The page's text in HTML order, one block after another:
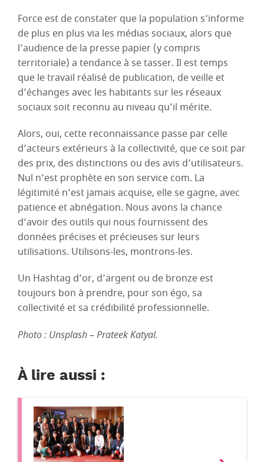
Force est de constater que la population s’informe
de plus en plus via les médias sociaux, alors que
l’audience de la presse papier (y compris
territoriale) a tendance à se tasser. Il est temps
que le travail réalisé de publication, de veille et
d’échanges avec les habitants sur les réseaux
sociaux soit reconnu au niveau qu’il mérite.
Alors, oui, cette reconnaissance passe par celle
d’acteurs extérieurs à la collectivité, que ce soit par
des prix, des distinctions ou des avis d’utilisateurs.
Nul n’est prophète en son service com. La
légitimité n’est jamais acquise, elle se gagne, avec
patience et abnégation. Nous avons la chance
d’avoir des outils qui nous fournissent des
données précises et précieuses sur leurs
utilisations. Utilisons-les, montrons-les.
Un Hashtag d’or, d’argent ou de bronze est
toujours bon à prendre, pour son égo, sa
collectivité et sa crédibilité professionnelle.
Photo : Unsplash – Prateek Katyal.
À lire aussi :